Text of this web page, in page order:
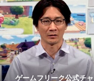
ゲームフリーク公式チャ